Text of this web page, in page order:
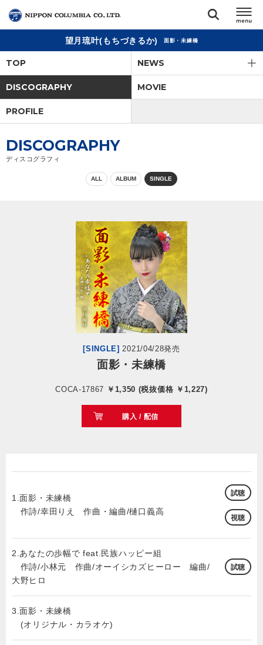
閉じる
アーティスト
ジャンル
閉じる
望月琉叶(もちづきるか) 面影・未練橋
TOP NEWS
DISCOGRAPHY MOVIE
PROFILE
DISCOGRAPHY
ディスコグラフィ
ALL ALBUM SINGLE
[SINGLE] 2021/04/28発売
面影・未練橋
COCA-17867 ￥1,350 (税抜価格 ￥1,227)
購入 / 配信
1.面影・未練橋
作詩/幸田りえ 作曲・編曲/樋口義高
試聴
視聴
2.あなたの歩幅で feat.民族ハッピー組
作詩/小林元 作曲/オーイシカズヒーロー 編曲/
大野ヒロ
試聴
3.面影・未練橋
(オリジナル・カラオケ)